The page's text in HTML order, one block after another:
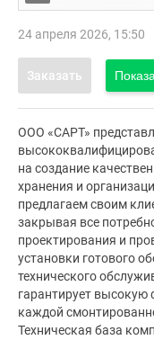
24 апреля 2026, 15:50
Заказать
ООО «САРТ»
на создание
хранения и
предлагаем своим
закрывая все
проектирования и
установки готового
технического
гарантирует высокую
каждой
Техническая база